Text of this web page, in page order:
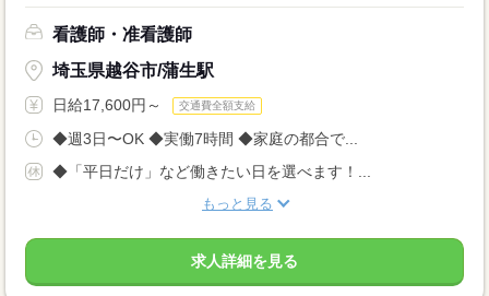
看護師・准看護師
埼玉県越谷市/蒲生駅
日給17,600円～ 交通費全額支給
◆週3日〜OK ◆実働7時間 ◆家庭の都合で...
◆「平日だけ」など働きたい日を選べます！...
もっと見る
求人詳細を見る